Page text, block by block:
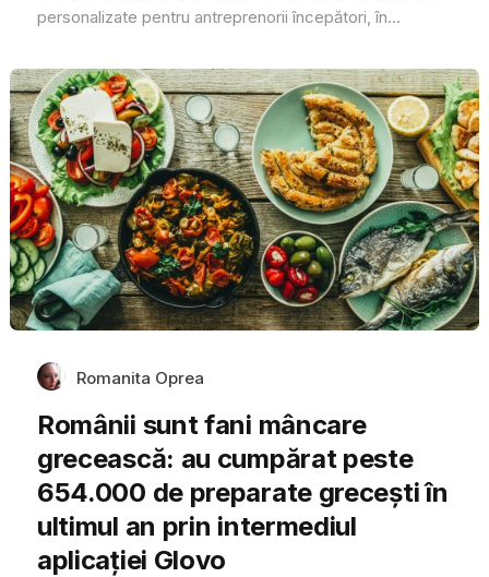
personalizate pentru antreprenorii începători, în...
Romanita Oprea
Românii sunt fani mâncare
grecească: au cumpărat peste
654.000 de preparate grecești în
ultimul an prin intermediul
aplicației Glovo